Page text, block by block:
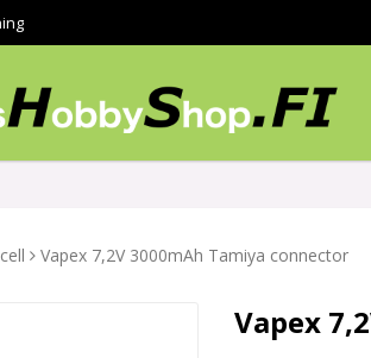
Vapex 7,2V 3000mAh Tamiya connector
Vapex